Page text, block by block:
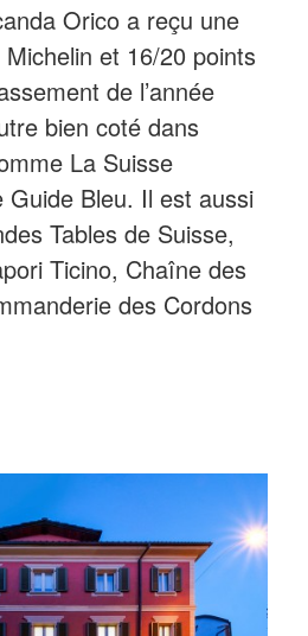
Orico a reçu une
et 16/20 points
de l’année
bien coté dans
La Suisse
Bleu. Il est aussi
Tables de Suisse,
Ticino, Chaîne des
des Cordons